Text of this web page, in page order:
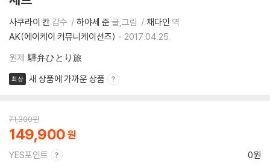
사쿠라이 칸 감수 하야세 준 글,그림 채다인 역
AK(에이케이 커뮤니케이션즈)
2017.04.25.
원제 驛弁ひとり旅
최상 새 상품에 가까운 상품
71,300원
149,900
YES포인트 0원